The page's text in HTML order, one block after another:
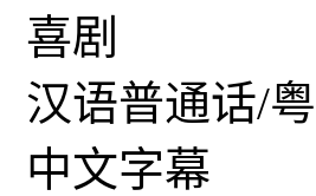
剧
普通话/粤
文字幕